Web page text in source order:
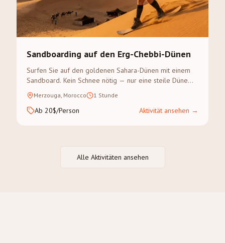
Sandboarding auf den Erg-Chebbi-Dünen
Surfen Sie auf den goldenen Sahara-Dünen mit einem
Sandboard. Kein Schnee nötig — nur eine steile Düne
und Abenteuerlust.
Merzouga, Morocco 1 Stunde
Ab 20$/Person Aktivität ansehen →
Alle Aktivitäten ansehen